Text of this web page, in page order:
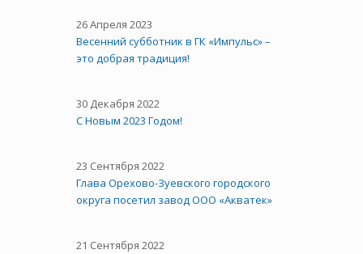
26 Апреля 2023
Весенний субботник в ГК «Импульс» –
это добрая традиция!
30 Декабря 2022
С Новым 2023 Годом!
23 Сентября 2022
Глава Орехово-Зуевского городского
округа посетил завод ООО «Акватек»
21 Сентября 2022